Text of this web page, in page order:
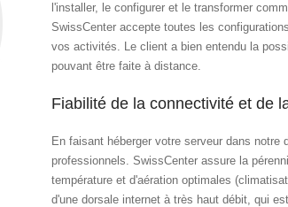
l'installer, le configurer et le transformer
SwissCenter accepte toutes les
vos activités. Le client a bien entendu la
pouvant être faite à distance.
Fiabilité de la connectivité et de
En faisant héberger votre serveur dans
professionnels. SwissCenter assure la
température et d'aération optimales
d'une dorsale internet à très haut débit, qui